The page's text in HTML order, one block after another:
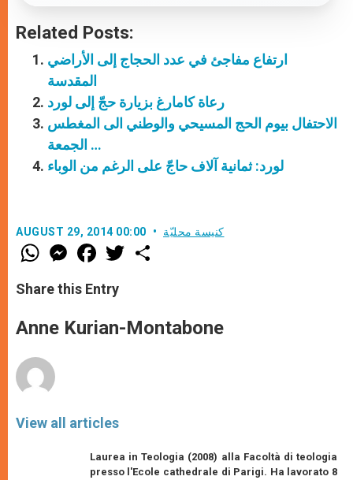
Related Posts:
ارتفاع مفاجئ في عدد الحجاج إلى الأراضي
المقدسة
رعاة كامارغ بزيارة حجّ إلى لورد
الاحتفال بيوم الحج المسيحي والوطني الى المغطس
… الجمعة
لورد: ثمانية آلاف حاجّ على الرغم من الوباء
AUGUST 29, 2014 00:00 كنيسة محليّة
W
h
t
s
p
p
M
e
s
e
g
e
F
a
e
b
o
k
w
r
Share this Entry
Anne Kurian-Montabone
View all articles
Laurea in Teologia (2008) alla Facoltà di teologia
presso l'Ecole cathedrale di Parigi. Ha lavorato 8